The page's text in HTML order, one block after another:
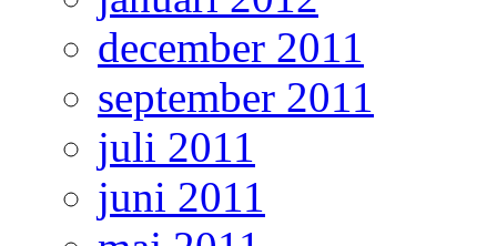
december 2011
september 2011
juli 2011
juni 2011